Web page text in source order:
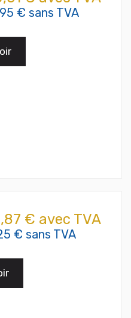
€ sans TVA
€ avec TVA
€ sans TVA